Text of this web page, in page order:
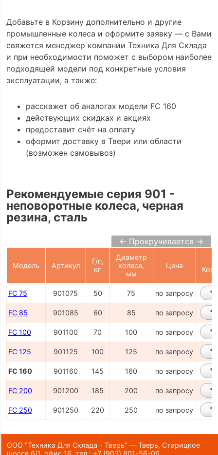
Добавьте в Корзину дополнительно и другие
промышленные колеса и оформите заявку — с Вами
свяжется менеджер компании Техника Для Склада
и при необходимости поможет с выбором наиболее
подходящей модели под конкретные условия
эксплуатации, а также:
расскажет об аналогах модели FC 160
действующих скидках и акциях
предоставит счёт на оплату
оформит доставку в Твери или области
(возможен самовывоз)
Рекомендуемые серия 901 -
неповоротные колеса, черная
резина, сталь
← Прокручивается →
Модель Артикул
Г/п,
кг
Диаметр
колеса,
мм
Цена
FC 75 901075 50 75 по запросу
FC 85 901085 60 85 по запросу
FC 100 901100 70 100 по запросу
FC 125 901125 100 125 по запросу
FC 160 901160 145 160 по запросу
FC 200 901200 185 200 по запросу
FC 250 901250 220 250 по запросу
ООО "Техника Для Склада - Тверь" — Тверь, Старицкое